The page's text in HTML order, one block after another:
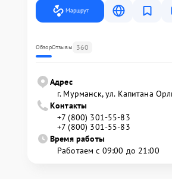
Маршрут
ОбзорОтзывы 360
Адрес
г. Мурманск, ул. Капитана
Контакты
+7 (800) 301-55-83
+7 (800) 301-55-83
Время работы
Работаем с 09:00 до 21:00